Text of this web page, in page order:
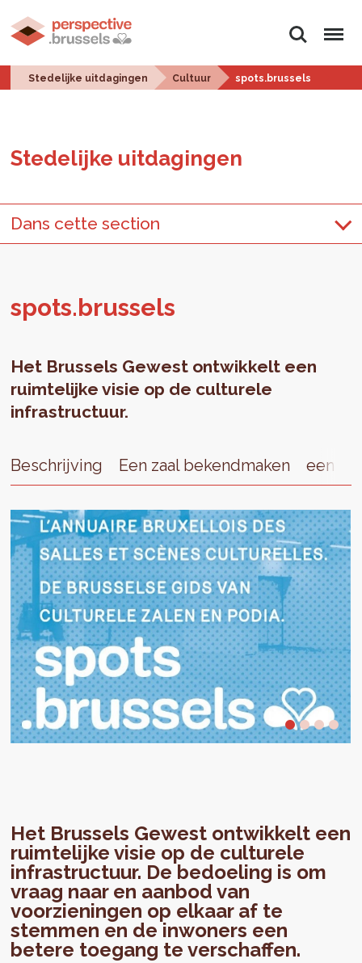
Zoeken Menu
Stedelijke uitdagingen Cultuur spots.brussels
Ste­de­lij­ke uit­da­gin­gen
Dans cette section
spots.​brussels
Het Brussels Gewest ontwikkelt een
ruimtelijke visie op de culturele
infrastructuur.
Beschrijving Een zaal bekendmaken een
Het Brussels Gewest ontwikkelt een
ruimtelijke visie op de culturele
infrastructuur. De bedoeling is om
vraag naar en aanbod van
voorzieningen op elkaar af te
stemmen en de inwoners een
betere toegang te verschaffen.